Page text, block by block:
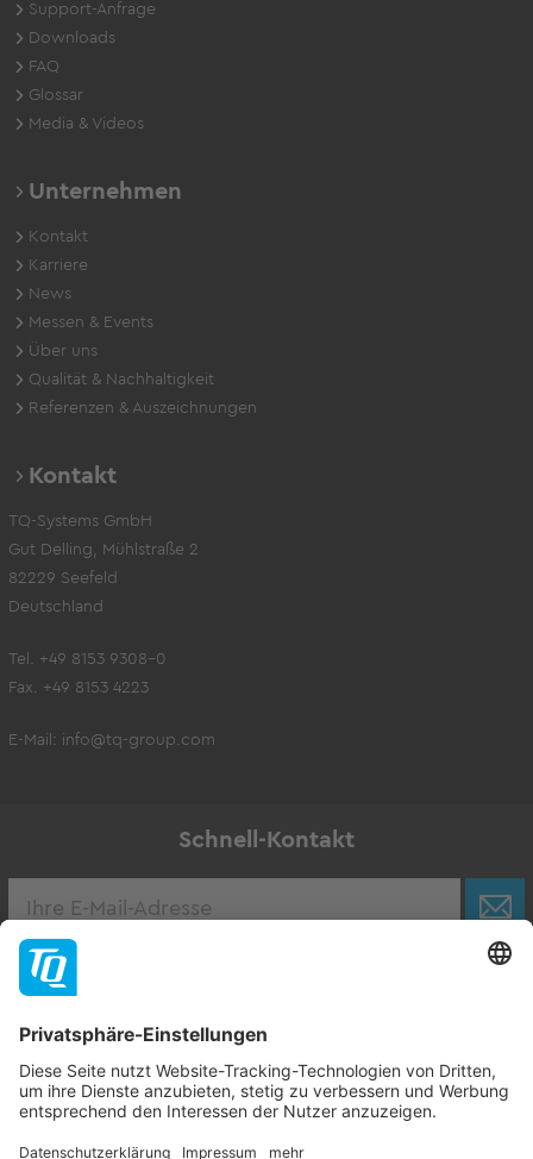
Support-Anfrage
Downloads
FAQ
Glossar
Media & Videos
Unternehmen
Kontakt
Karriere
News
Messen & Events
Über uns
Qualität & Nachhaltigkeit
Referenzen & Auszeichnungen
Kontakt
TQ-Systems GmbH
Gut Delling, Mühlstraße 2
82229 Seefeld
Deutschland
Tel. +49 8153 9308-0
Fax. +49 8153 4223
E-Mail: info@tq-group.com
Schnell-Kontakt
Zur Stellenbörse